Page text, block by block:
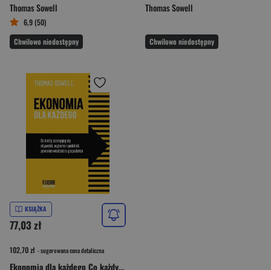
Thomas Sowell
6,9 (50)
Chwilowo niedostępny
Thomas Sowell
Chwilowo niedostępny
KSIĄŻKA
77,03 zł
102,70 zł - sugerowana cena detaliczna
Ekonomia dla każdego Co każdy szanujący się obywatel, wyborca i podatnik powinien wiedzieć o gospodarce